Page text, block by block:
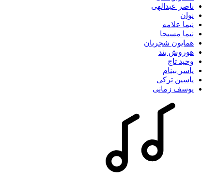
ناصر عبدالهی
نوان
نیما علامه
نیما مسیحا
همایون شجریان
هوروش بند
وحید تاج
یاسر بینام
یاسین ترکی
یوسف زمانی